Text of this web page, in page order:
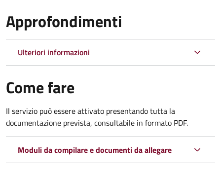
Approfondimenti
Ulteriori informazioni
Come fare
Il servizio può essere attivato presentando tutta la
documentazione prevista, consultabile in formato PDF.
Moduli da compilare e documenti da allegare